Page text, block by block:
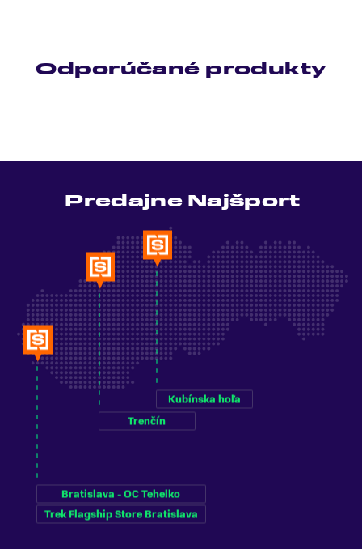
Odporúčané produkty
Predajne Najšport
Bratislava - OC Tehelko
Trek Flagship Store Bratislava
Trenčín
Kubínska hoľa